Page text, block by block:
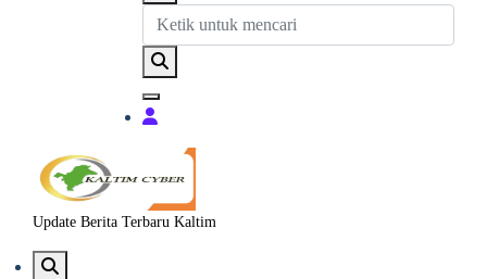
Update Berita Terbaru Kaltim